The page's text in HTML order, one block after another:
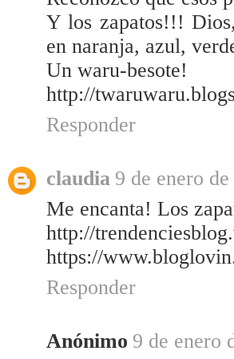
Y los zapatos!!!
en naranja, azul,
Un waru-besote!
http://
Responder
claudia 9 de enero
Me encanta! Los
http://
https://
Responder
Anónimo 9 de enero